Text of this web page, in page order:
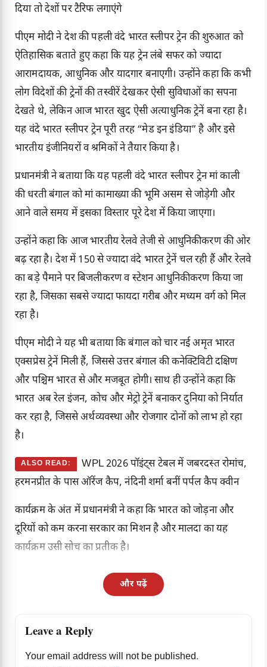
दिया तो देशों पर टैरिफ लगाएंगे
पीएम मोदी ने देश की पहली वंदे भारत स्लीपर ट्रेन की शुरुआत को
ऐतिहासिक बताते हुए कहा कि यह ट्रेन लंबे सफर को ज्यादा
आरामदायक, आधुनिक और यादगार बनाएगी। उन्होंने कहा कि कभी
लोग विदेशों की ट्रेनों की तस्वीरें देखकर ऐसी सुविधाओं का सपना
देखते थे, लेकिन आज भारत खुद ऐसी अत्याधुनिक ट्रेनें बना रहा है।
यह वंदे भारत स्लीपर ट्रेन पूरी तरह “मेड इन इंडिया” है और इसे
भारतीय इंजीनियरों व श्रमिकों ने तैयार किया है।
प्रधानमंत्री ने बताया कि यह पहली वंदे भारत स्लीपर ट्रेन मां काली
की धरती बंगाल को मां कामाख्या की भूमि असम से जोड़ेगी और
आने वाले समय में इसका विस्तार पूरे देश में किया जाएगा।
उन्होंने कहा कि आज भारतीय रेलवे तेजी से आधुनिकीकरण की ओर
बढ़ रहा है। देश में 150 से ज्यादा वंदे भारत ट्रेनें चल रही हैं और रेलवे
का बड़े पैमाने पर बिजलीकरण व स्टेशन आधुनिकीकरण किया जा
रहा है, जिसका सबसे ज्यादा फायदा गरीब और मध्यम वर्ग को मिल
रहा है।
पीएम मोदी ने यह भी बताया कि बंगाल को चार नई अमृत भारत
एक्सप्रेस ट्रेनें मिली हैं, जिससे उत्तर बंगाल की कनेक्टिविटी दक्षिण
और पश्चिम भारत से और मजबूत होगी। साथ ही उन्होंने कहा कि
भारत अब रेल इंजन, कोच और मेट्रो ट्रेनें बनाकर दुनिया को निर्यात
कर रहा है, जिससे अर्थव्यवस्था और रोजगार दोनों को लाभ हो रहा
है।
ALSO READ:
WPL 2026 पॉइंट्स टेबल में जबरदस्त रोमांच,
हरमनप्रीत के पास ऑरेंज कैप, नंदिनी शर्मा बनीं पर्पल कैप क्वीन
कार्यक्रम के अंत में प्रधानमंत्री ने कहा कि भारत को जोड़ना और
दूरियों को कम करना सरकार का मिशन है और मालदा का यह
कार्यक्रम उसी सोच का प्रतीक है।
और पढ़ें
Leave a Reply
Your email address will not be published.